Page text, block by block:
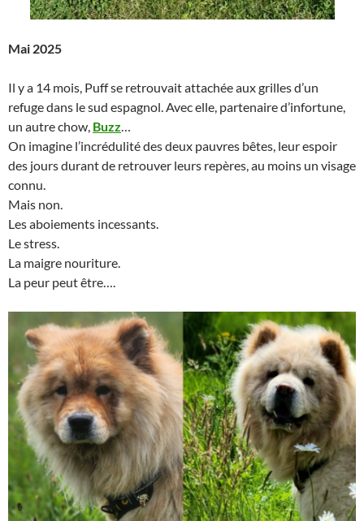
Mai 2025
Il y a 14 mois, Puff se retrouvait attachée aux grilles d’un
refuge dans le sud espagnol. Avec elle, partenaire d’infortune,
un autre chow, Buzz…
On imagine l’incrédulité des deux pauvres bêtes, leur espoir
des jours durant de retrouver leurs repères, au moins un visage
connu.
Mais non.
Les aboiements incessants.
Le stress.
La maigre nouriture.
La peur peut être….